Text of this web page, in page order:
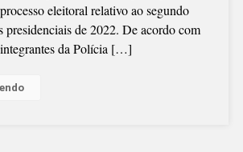
OUTROS
ESTADOS
eleitoral relativo ao segundo
presidenciais de 2022. De acordo com
da Polícia […]